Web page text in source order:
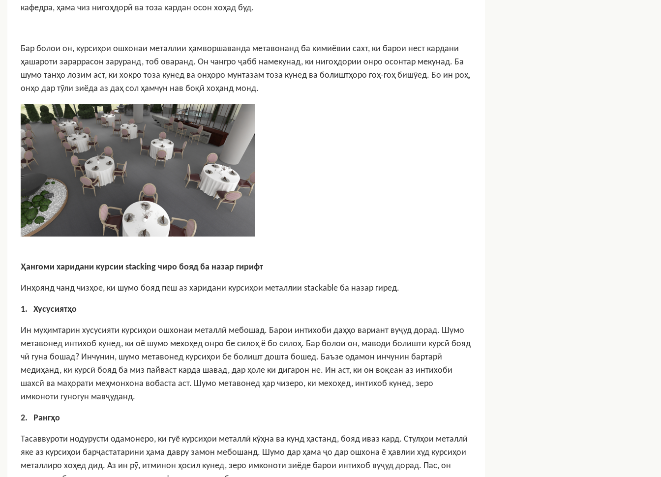
кафедра, ҳама чиз нигоҳдорӣ ва тоза кардан осон хоҳад буд.
Бар болои он, курсиҳои ошхонаи металлии ҳамворшаванда метавонанд ба кимиёвии сахт, ки барои нест кардани
ҳашароти зараррасон заруранд, тоб оваранд. Он чангро ҷабб намекунад, ки нигоҳдории онро осонтар мекунад. Ба
шумо танҳо лозим аст, ки хокро тоза кунед ва онҳоро мунтазам тоза кунед ва болиштҳоро гоҳ-гоҳ бишӯед. Бо ин роҳ,
онҳо дар тӯли зиёда аз даҳ сол ҳамчун нав боқӣ хоҳанд монд.
Ҳангоми харидани курсии stacking чиро бояд ба назар гирифт
Инҳоянд чанд чизҳое, ки шумо бояд пеш аз харидани курсиҳои металлии stackable ба назар гиред.
1. Хусусиятҳо
Ин муҳимтарин хусусияти курсиҳои ошхонаи металлӣ мебошад. Барои интихоби даҳҳо вариант вуҷуд дорад. Шумо
метавонед интихоб кунед, ки оё шумо мехоҳед онро бе силоҳ ё бо силоҳ. Бар болои он, маводи болишти курсӣ бояд
чӣ гуна бошад? Инчунин, шумо метавонед курсиҳои бе болишт дошта бошед. Баъзе одамон инчунин бартарӣ
медиҳанд, ки курсӣ бояд ба миз пайваст карда шавад, дар ҳоле ки дигарон не. Ин аст, ки он воқеан аз интихоби
шахсӣ ва маҳорати меҳмонхона вобаста аст. Шумо метавонед ҳар чизеро, ки мехоҳед, интихоб кунед, зеро
имконоти гуногун мавҷуданд.
2. Рангҳо
Тасаввуроти нодурусти одамонеро, ки гуё курсиҳои металлӣ кӯҳна ва кунд ҳастанд, бояд иваз кард. Стулҳои металлӣ
яке аз курсиҳои барҷастатарини ҳама давру замон мебошанд. Шумо дар ҳама ҷо дар ошхона ё ҳавлии худ курсиҳои
металлиро хоҳед дид. Аз ин рӯ, итминон ҳосил кунед, зеро имконоти зиёде барои интихоб вуҷуд дорад. Пас, он